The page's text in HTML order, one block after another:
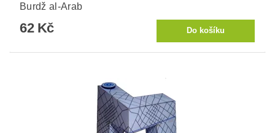
Burdž al-Arab
62 Kč